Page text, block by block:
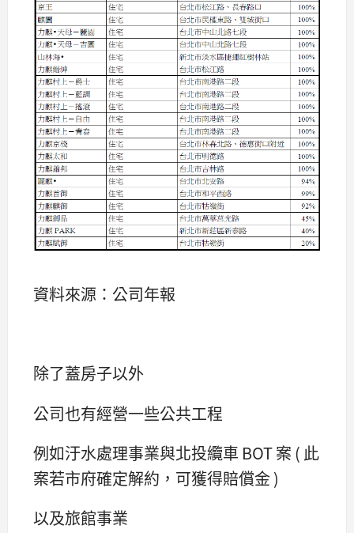
資料來源：公司年報
除了蓋房子以外
公司也有經營一些公共工程
例如汙水處理事業與北投纜車 BOT 案 ( 此
案若市府確定解約，可獲得賠償金 )
以及旅館事業